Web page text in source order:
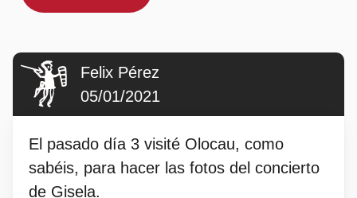
Felix Pérez
05/01/2021
El pasado día 3 visité Olocau, como
sabéis, para hacer las fotos del concierto
de Gisela.